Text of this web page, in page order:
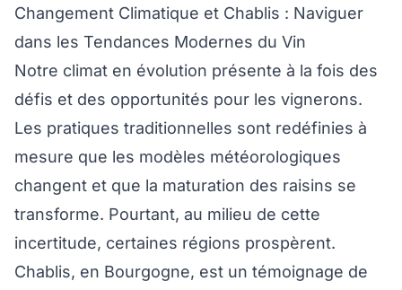
Changement Climatique et Chablis : Naviguer
dans les Tendances Modernes du Vin
Notre climat en évolution présente à la fois des
défis et des opportunités pour les vignerons.
Les pratiques traditionnelles sont redéfinies à
mesure que les modèles météorologiques
changent et que la maturation des raisins se
transforme. Pourtant, au milieu de cette
incertitude, certaines régions prospèrent.
Chablis, en Bourgogne, est un témoignage de